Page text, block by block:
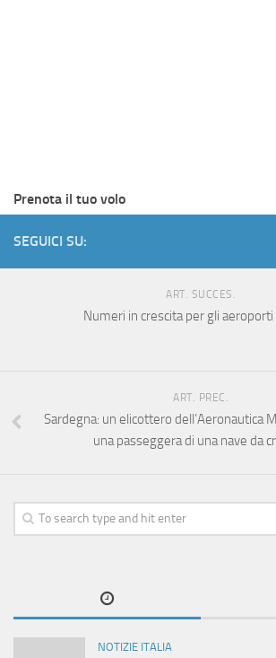
Prenota il tuo volo
SEGUICI SU:
ART. SUCCES.
Numeri in crescita per gli
ART. PREC.
Sardegna: un elicottero dell’Aeronautica
una passeggera di una nave da
NOTIZIE ITALIA